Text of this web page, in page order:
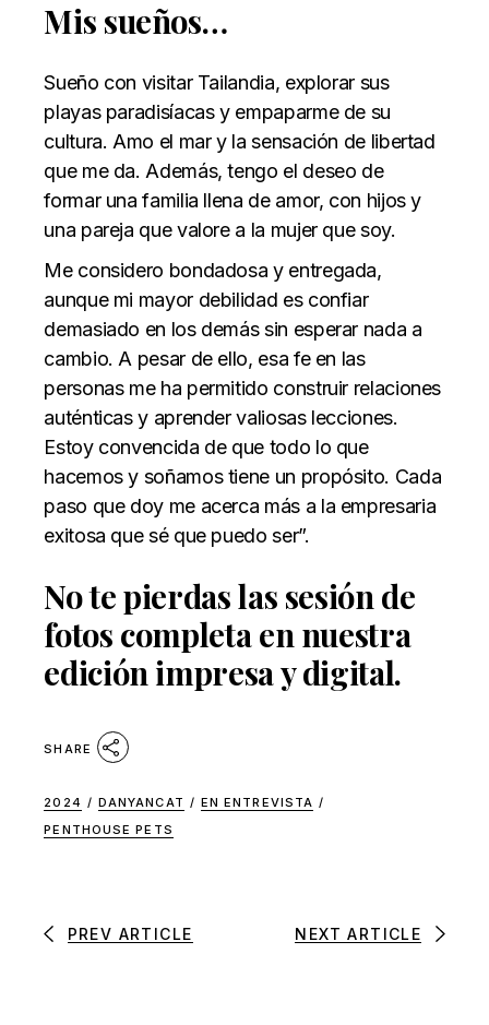
Mis sueños…
Sueño con visitar Tailandia, explorar sus
playas paradisíacas y empaparme de su
cultura. Amo el mar y la sensación de libertad
que me da. Además, tengo el deseo de
formar una familia llena de amor, con hijos y
una pareja que valore a la mujer que soy.
Me considero bondadosa y entregada,
aunque mi mayor debilidad es confiar
demasiado en los demás sin esperar nada a
cambio. A pesar de ello, esa fe en las
personas me ha permitido construir relaciones
auténticas y aprender valiosas lecciones.
Estoy convencida de que todo lo que
hacemos y soñamos tiene un propósito. Cada
paso que doy me acerca más a la empresaria
exitosa que sé que puedo ser”.
No te pierdas las sesión de
fotos completa en nuestra
edición impresa y digital.
SHARE
2024 / DANYANCAT / EN ENTREVISTA /
PENTHOUSE PETS
PREV ARTICLE NEXT ARTICLE